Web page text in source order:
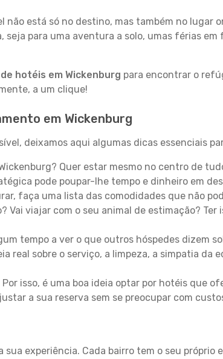
está só no destino, mas também no lugar
para uma aventura a solo, umas férias
hotéis em Wickenburg para encontrar o
a um clique!
em Wickenburg
deixamos aqui algumas dicas essenciais
Quer estar mesmo no centro de
pode poupar-lhe tempo e dinheiro em
faça uma lista das comodidades que não
Vai viajar com o seu animal de estimação?
tempo a ver o que outros hóspedes dizem
real sobre o serviço, a limpeza, a simpatia da
isso, é uma boa ideia optar por hotéis que
a sua reserva sem se preocupar com
experiência. Cada bairro tem o seu próprio